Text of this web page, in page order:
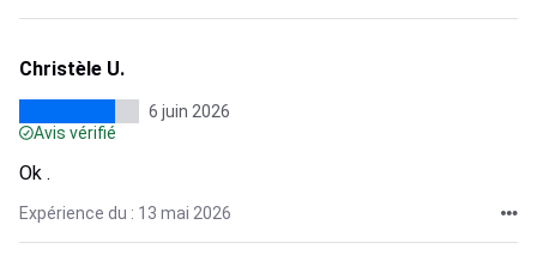
Christèle U.
6 juin 2026
Avis vérifié
Ok .
Expérience du : 13 mai 2026